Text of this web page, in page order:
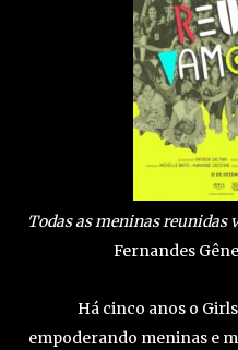
Todas as meninas reunidas
Fernandes
Há cinco anos o
empoderando meninas e